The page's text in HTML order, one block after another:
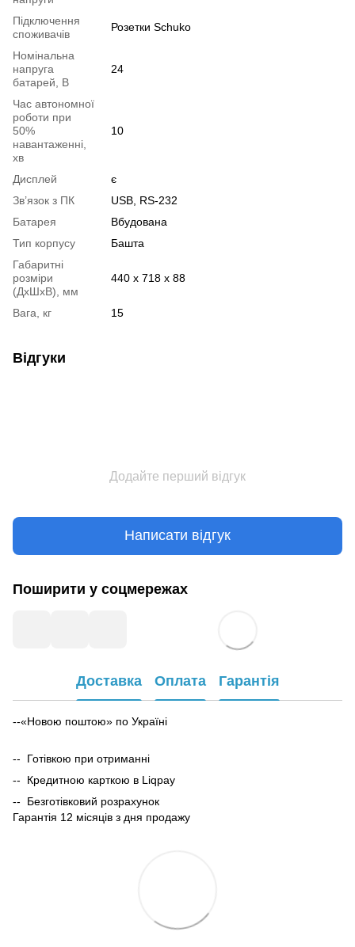
Підключення
споживачів
Розетки Schuko
Номінальна
напруга
батарей, В
24
Час автономної
роботи при
50%
навантаженні,
хв
10
Дисплей
є
Зв’язок з ПК
USB, RS-232
Батарея
Вбудована
Тип корпусу
Башта
Габаритні
розміри
(ДхШхВ), мм
440 х 718 х 88
Вага, кг 15
Відгуки
Додайте перший відгук
Написати відгук
Поширити у соцмережах
Доставка Оплата Гарантія
--«Новою поштою» по Україні
-- Готівкою при отриманні
-- Кредитною карткою в Liqpay
-- Безготівковий розрахунок
Гарантія 12 місяців з дня продажу